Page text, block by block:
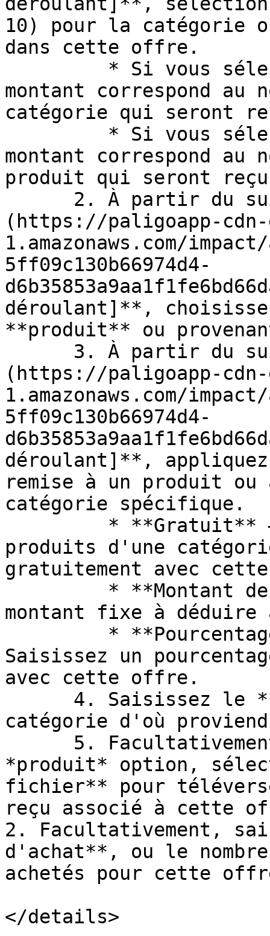
10) pour la catégorie
dans cette offre.
montant correspond au
catégorie qui seront
montant correspond au
produit qui seront
(https://paligoapp-cdn-
1.amazonaws.com/
5ff09c130b66974d4-
déroulant]**,
**produit** ou
(https://paligoapp-cdn-
1.amazonaws.com/
5ff09c130b66974d4-
déroulant]**,
remise à un produit
catégorie spécifique.
produits d'une
gratuitement avec
montant fixe à
Saisissez un
avec cette offre.
catégorie d'où
*produit* option,
fichier** pour
reçu associé à cette
2. Facultativement,
d'achat**, ou le
achetés pour cette
</details>